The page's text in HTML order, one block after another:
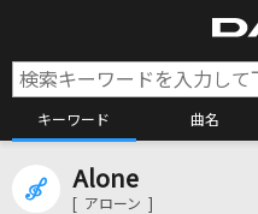
キーワード 曲名
Alone
[ アローン ]